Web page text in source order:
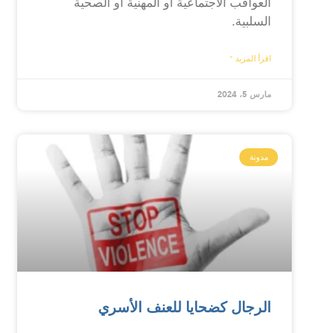
السلبية.
اقرأ المزيد "
مارس 5، 2024
مدونة
الرجال كضحايا للعنف الأسري